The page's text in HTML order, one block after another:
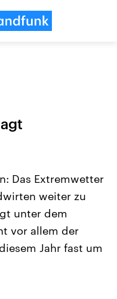
Aktuelle Beiträge,
Hintergründe
Wirtschaftlich und
gehören die Vereinigten
den mächtigsten Ländern
Das Extremwetter
weiter zu
unter dem
vor allem der
Jahr fast um